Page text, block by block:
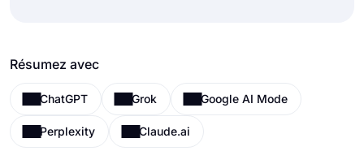
Résumez avec
ChatGPT Grok Google AI Mode
Perplexity Claude.ai